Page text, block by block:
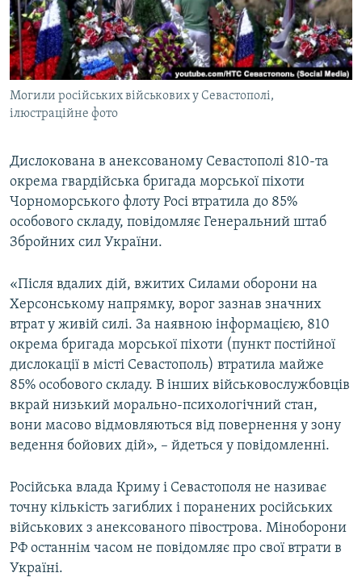
ВІДЕОУРОКИ «ELIFBE»
СВІДЧЕННЯ ОКУПАЦІЇ
УКРАЇНСЬКА ПРОБЛЕМА КРИМУ
ІНФОГРАФІКА
Русский
Qırımtatar
ДОЛУЧАЙСЯ!
Усі сайти RFE/RL
Могили російських військових у Севастополі,
ілюстраційне фото
Дислокована в анексованому Севастополі 810-та
окрема гвардійська бригада морської піхоти
Чорноморського флоту Росі втратила до 85%
особового складу, повідомляє Генеральний штаб
Збройних сил України.
«Після вдалих дій, вжитих Силами оборони на
Херсонському напрямку, ворог зазнав значних
втрат у живій силі. За наявною інформацією, 810
окрема бригада морської піхоти (пункт постійної
дислокації в місті Севастополь) втратила майже
85% особового складу. В інших військовослужбовців
вкрай низький морально-психологічний стан,
вони масово відмовляються від повернення у зону
ведення бойових дій», – йдеться у повідомленні.
Російська влада Криму і Севастополя не називає
точну кількість загиблих і поранених російських
військових з анексованого півострова. Міноборони
РФ останнім часом не повідомляє про свої втрати в
Україні.